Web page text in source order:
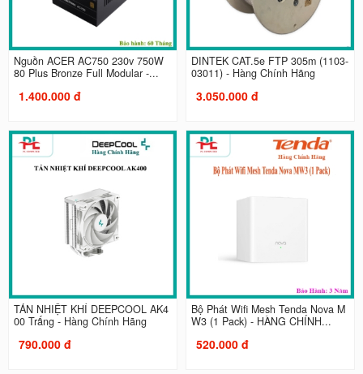
Nguồn ACER AC750 230v 750W
80 Plus Bronze Full Modular -...
1.400.000 đ
DINTEK CAT.5e FTP 305m (1103-
03011) - Hàng Chính Hãng
3.050.000 đ
TẢN NHIỆT KHÍ DEEPCOOL AK4
00 Trấng - Hàng Chính Hãng
790.000 đ
Bộ Phát Wifi Mesh Tenda Nova M
W3 (1 Pack) - HÀNG CHÍNH...
520.000 đ